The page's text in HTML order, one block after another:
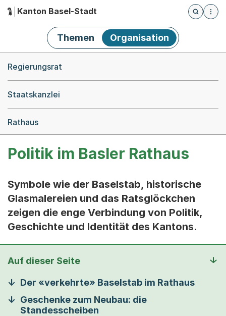
Hauptnavigation
Kanton Basel-Stadt
Öffnet
Themen Organisation
Regierungsrat
Staatskanzlei
Rathaus
Politik im Basler Rathaus
Symbole wie der Baselstab, historische
Glasmalereien und das Ratsglöckchen
zeigen die enge Verbindung von Politik,
Geschichte und Identität des Kantons.
Auf dieser Seite
Der «verkehrte» Baselstab im Rathaus
Geschenke zum Neubau: die
Standesscheiben